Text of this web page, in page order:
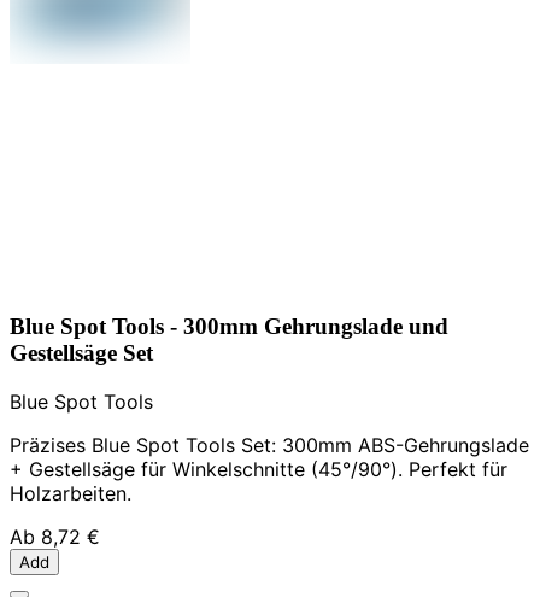
Blue Spot Tools - 300mm Gehrungslade und
Gestellsäge Set
Blue Spot Tools
Präzises Blue Spot Tools Set: 300mm ABS-Gehrungslade
+ Gestellsäge für Winkelschnitte (45°/90°). Perfekt für
Holzarbeiten.
Ab 8,72 €
Add